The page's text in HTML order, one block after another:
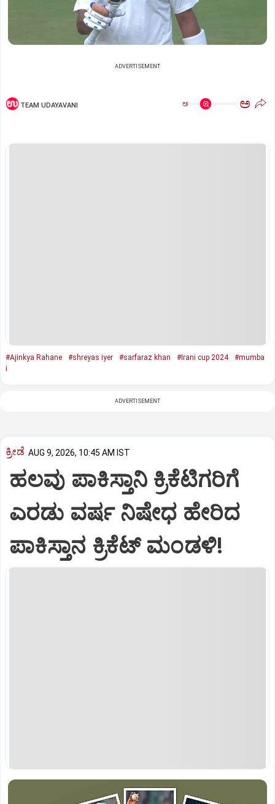
ADVERTISEMENT
TEAM UDAYAVANI ಅ ಅ
#Ajinkya Rahane #shreyas iyer #sarfaraz khan #Irani cup 2024
#mumba
i
ADVERTISEMENT
ಕ್ರೀಡೆ AUG 9, 2026, 10:45 AM IST
ಹಲವು ಪಾಕಿಸ್ತಾನಿ ಕ್ರಿಕೆಟಿಗರಿಗೆ
ಎರಡು ವರ್ಷ ನಿಷೇಧ ಹೇರಿದ
ಪಾಕಿಸ್ತಾನ ಕ್ರಿಕೆಟ್‌ ಮಂಡಳಿ!